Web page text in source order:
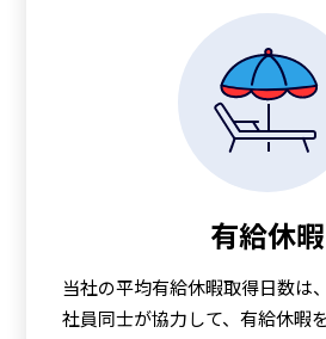
有給休暇
当社の平均有給休暇取得日数は
社員同士が協力して、有給休暇